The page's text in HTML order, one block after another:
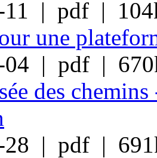
11 | pdf |
une
04 | pdf |
des
28 | pdf |